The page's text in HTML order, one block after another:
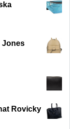
Jones
Rovicky